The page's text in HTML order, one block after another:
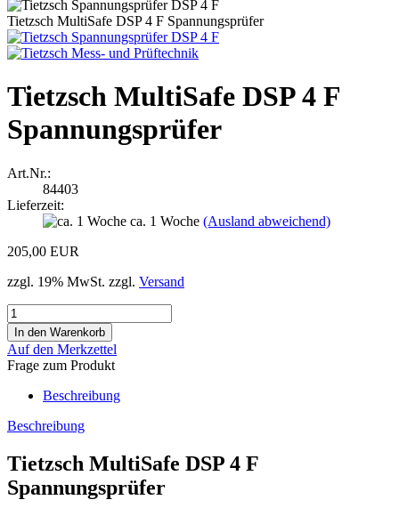
Tietzsch MultiSafe DSP 4 F Spannungsprüfer
Tietzsch MultiSafe DSP 4 F
Spannungsprüfer
Art.Nr.:
84403
Lieferzeit:
ca. 1 Woche (Ausland abweichend)
205,00 EUR
zzgl. 19% MwSt. zzgl. Versand
Auf den Merkzettel
Frage zum Produkt
Beschreibung
Beschreibung
Tietzsch MultiSafe DSP 4 F
Spannungsprüfer